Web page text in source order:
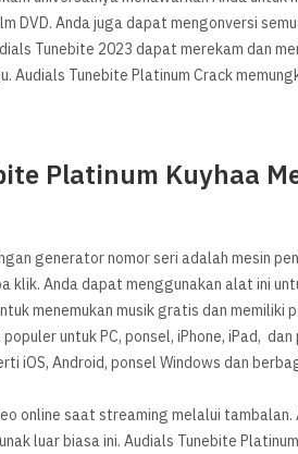
DVD. Anda juga dapat mengonversi
Tunebite 2023 dapat merekam dan
Tunebite Platinum Crack
Platinum Kuyhaa
generator nomor seri adalah mesin
klik. Anda dapat menggunakan alat ini
menemukan musik gratis dan
untuk PC, ponsel, iPhone, iPad,
iOS, Android, ponsel Windows dan
online saat streaming melalui
luar biasa ini. Audials Tunebite